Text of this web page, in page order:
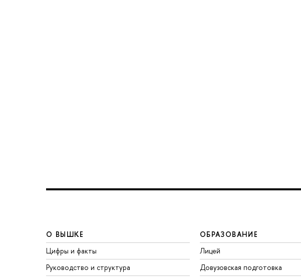
О ВЫШКЕ
Цифры и факты
Руководство и структура
ОБРАЗОВАНИЕ
Лицей
Довузовская подготовка